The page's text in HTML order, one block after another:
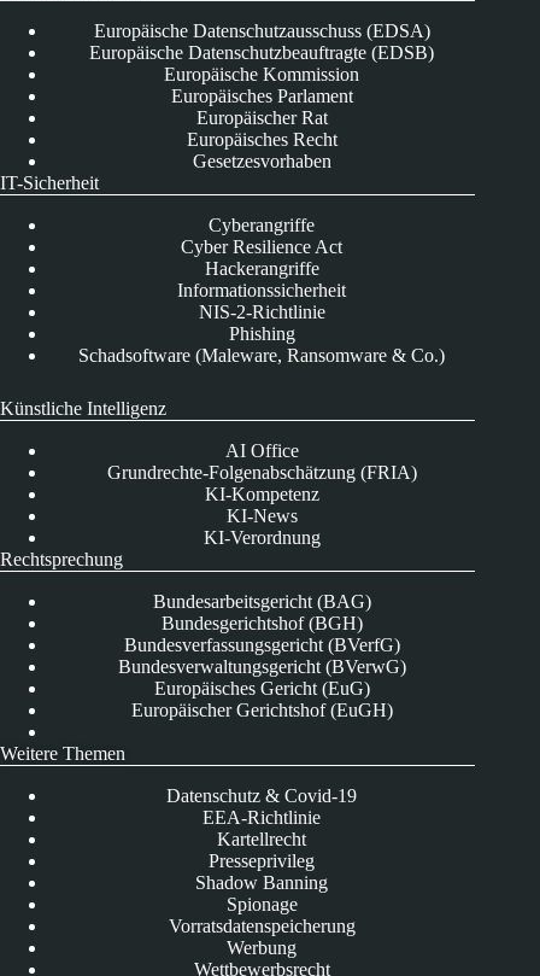
Europäische Datenschutzausschuss (EDSA)
Europäische Datenschutzbeauftragte (EDSB)
Europäische Kommission
Europäisches Parlament
Europäischer Rat
Europäisches Recht
Gesetzesvorhaben
IT-Sicherheit
Cyberangriffe
Cyber Resilience Act
Hackerangriffe
Informationssicherheit
NIS-2-Richtlinie
Phishing
Schadsoftware (Maleware, Ransomware & Co.)
Künstliche Intelligenz
AI Office
Grundrechte-Folgenabschätzung (FRIA)
KI-Kompetenz
KI-News
KI-Verordnung
Rechtsprechung
Bundesarbeitsgericht (BAG)
Bundesgerichtshof (BGH)
Bundesverfassungsgericht (BVerfG)
Bundesverwaltungsgericht (BVerwG)
Europäisches Gericht (EuG)
Europäischer Gerichtshof (EuGH)
Weitere Themen
Datenschutz & Covid-19
EEA-Richtlinie
Kartellrecht
Presseprivileg
Shadow Banning
Spionage
Vorratsdatenspeicherung
Werbung
Wettbewerbsrecht